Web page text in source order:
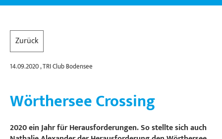
Zurück
14.09.2020, TRI Club Bodensee
Wörthersee Crossing
2020 ein Jahr für Herausforderungen. So stellte sich auch